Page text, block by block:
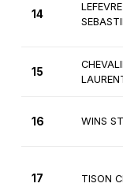
14
LEFEVRE
15
16 WINS
17 TISON